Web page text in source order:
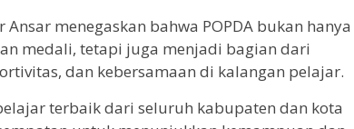
menegaskan bahwa POPDA bukan hanya
medali, tetapi juga menjadi bagian dari
dan kebersamaan di kalangan pelajar.
terbaik dari seluruh kabupaten dan kota